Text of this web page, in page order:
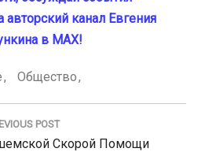
авторский канал Евгения
в MAX!
Общество
POST
Скорой Помощи